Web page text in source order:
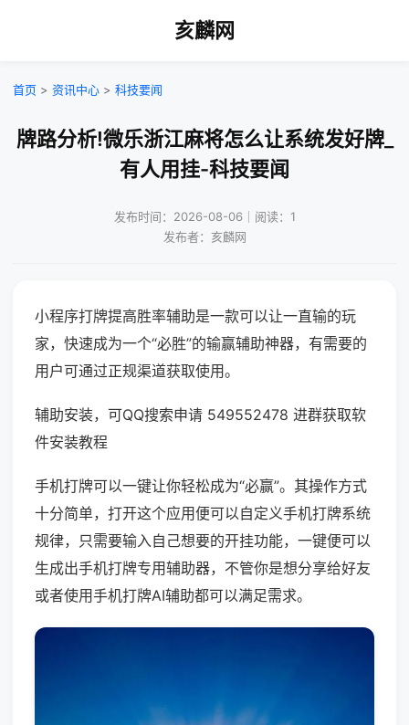
亥麟网
首页 > 资讯中心 > 科技要闻
牌路分析!微乐浙江麻将怎么让系统发好牌_
有人用挂-科技要闻
发布时间：2026-08-06｜阅读：1
发布者：亥麟网
小程序打牌提高胜率辅助是一款可以让一直输的玩
家，快速成为一个“必胜”的输赢辅助神器，有需要的
用户可通过正规渠道获取使用。
辅助安装，可QQ搜索申请 549552478 进群获取软
件安装教程
手机打牌可以一键让你轻松成为“必赢”。其操作方式
十分简单，打开这个应用便可以自定义手机打牌系统
规律，只需要输入自己想要的开挂功能，一键便可以
生成出手机打牌专用辅助器，不管你是想分享给好友
或者使用手机打牌AI辅助都可以满足需求。